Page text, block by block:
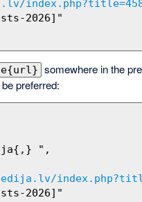
somewhere in the
preferred: